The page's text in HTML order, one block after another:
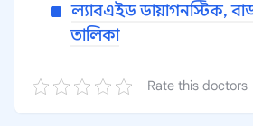
ল্যাবএইড ডায়াগনস্টিক,
তালিকা
Rate this doctors